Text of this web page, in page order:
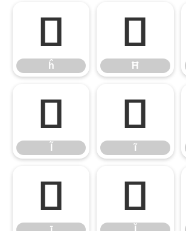
ĥ
ĥ
Ħ
Ħ
Ĩ ĩ
ĩ
ī Ĭ